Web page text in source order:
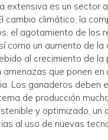
extensiva es un sector
cambio climático, la
el agotamiento de los
como un aumento de la
al crecimiento de la
amenazas que ponen en
Los ganaderos deben
de producción
y optimizado, un
al uso de nuevas